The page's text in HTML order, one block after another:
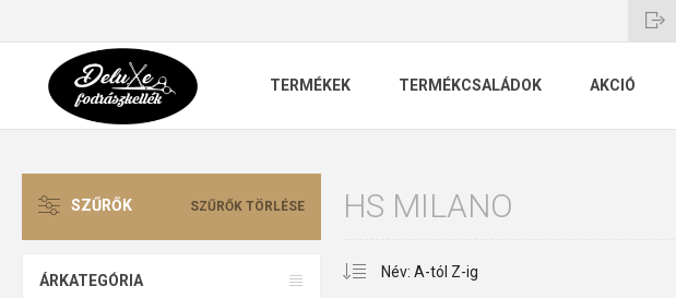
TERMÉKEK TERMÉKCSALÁDOK AKCIÓ
HS MILANO
SZŰRŐK SZŰRŐK TÖRLÉSE
ÁRKATEGÓRIA